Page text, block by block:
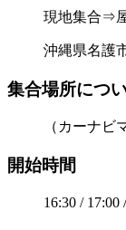
現地集合⇒
沖縄県名護
集合場所につ
（カーナビ
開始時間
16:30 / 17:00